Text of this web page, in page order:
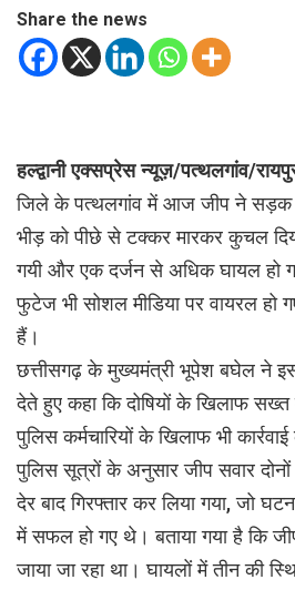
Share the news
हल्द्वानी एक्सप्रेस न्यूज़/पत्थलगांव/
जिले के पत्थलगांव में आज जीप ने सड़क
भीड़ को पीछे से टक्कर मारकर कुचल
गयी और एक दर्जन से अधिक घायल हो
फुटेज भी सोशल मीडिया पर वायरल हो
हैं।
छत्तीसगढ़ के मुख्यमंत्री भूपेश बघेल ने
देते हुए कहा कि दोषियों के खिलाफ सख्त
पुलिस कर्मचारियों के खिलाफ भी
पुलिस सूत्रों के अनुसार जीप सवार
देर बाद गिरफ्तार कर लिया गया, जो
में सफल हो गए थे। बताया गया है कि
जाया जा रहा था। घायलों में तीन की